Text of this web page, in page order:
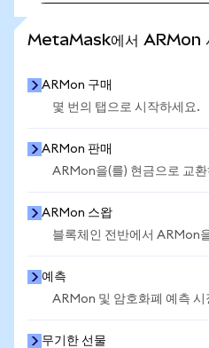
MetaMask에서 ARMon
ARMon 구매
몇 번의 탭으로 시작하세요.
ARMon 판매
ARMon을(를) 현금으로 교
ARMon 스왑
블록체인 전반에서 ARMon
예측
ARMon 및 암호화폐 예측
무기한 선물